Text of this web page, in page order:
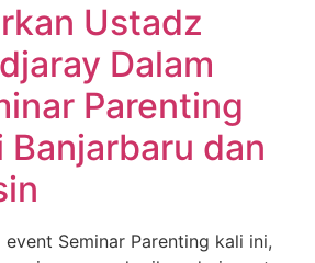
Ustadz
Dalam
Parenting
Banjarbaru dan
Seminar Parenting kali ini,